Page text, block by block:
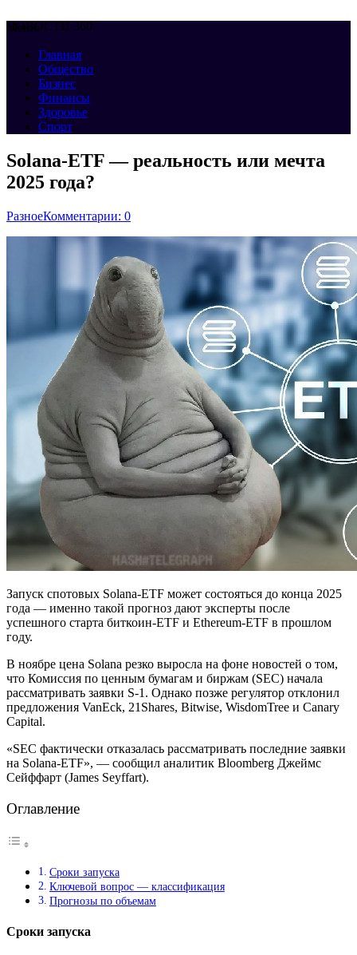
НОВОСТИ 360
Меню
Главная
Общество
Бизнес
Финансы
Здоровье
Спорт
Solana-ETF — реальность или мечта
2025 года?
РазноеКомментарии: 0
Запуск спотовых Solana-ETF может состояться до конца 2025
года — именно такой прогноз дают эксперты после
успешного старта биткоин-ETF и Ethereum-ETF в прошлом
году.
В ноябре цена Solana резко выросла на фоне новостей о том,
что Комиссия по ценным бумагам и биржам (SEC) начала
рассматривать заявки S-1. Однако позже регулятор отклонил
предложения VanEck, 21Shares, Bitwise, WisdomTree и Canary
Capital.
«SEC фактически отказалась рассматривать последние заявки
на Solana-ETF», — сообщил аналитик Bloomberg Джеймс
Сейффарт (James Seyffart).
Оглавление
Сроки запуска
Ключевой вопрос — классификация
Прогнозы по объемам
Сроки запуска